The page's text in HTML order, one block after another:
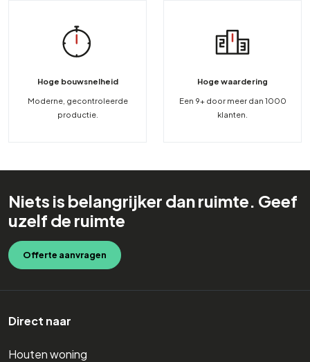
Hoge bouwsnelheid
Moderne, gecontroleerde
productie.
Hoge waardering
Een 9+ door meer dan 1000
klanten.
Niets is belangrijker dan ruimte. Geef
uzelf de ruimte
Offerte aanvragen
Direct naar
Houten woning